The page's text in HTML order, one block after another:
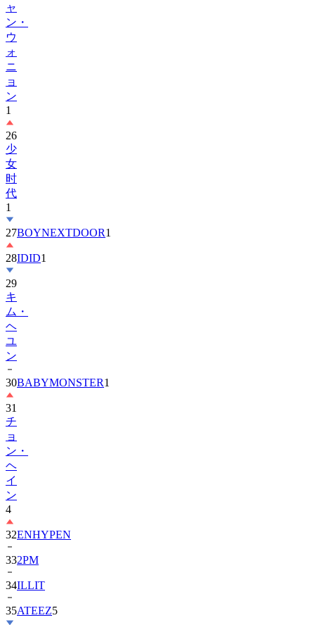
ャ
ン・
ウ
ォ
ニ
ョ
ン
1
26
少
女
时
代
1
27BOYNEXTDOOR1
28IDID1
29
キ
ム・
ヘ
ユ
ン
30BABYMONSTER1
31
チ
ョ
ン・
ヘ
イ
ン
4
32ENHYPEN
332PM
34ILLIT
35ATEEZ5